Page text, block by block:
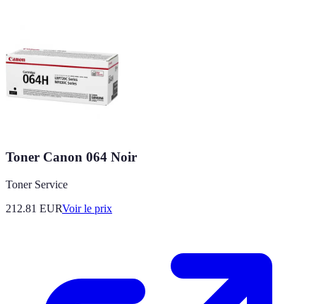
Toner Canon 064 Noir
Toner Service
212.81 EURVoir le prix